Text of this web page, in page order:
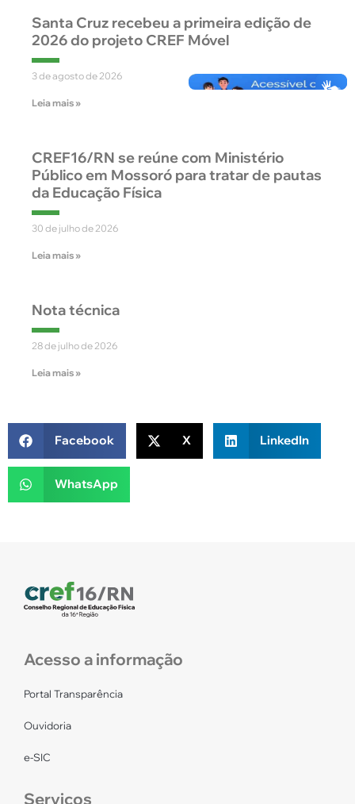
Santa Cruz recebeu a primeira edição de
2026 do projeto CREF Móvel
3 de agosto de 2026
Leia mais »
CREF16/RN se reúne com Ministério
Público em Mossoró para tratar de pautas
da Educação Física
30 de julho de 2026
Leia mais »
Nota técnica
28 de julho de 2026
Leia mais »
Facebook X LinkedIn
WhatsApp
Acesso a informação
Portal Transparência
Ouvidoria
e-SIC
Serviços